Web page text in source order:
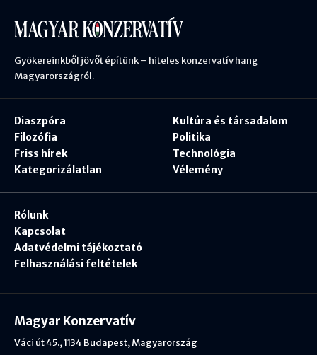
Gyökereinkből jövőt építünk – hiteles konzervatív hang
Magyarországról.
Diaszpóra
Filozófia
Friss hírek
Kategorizálatlan
Kultúra és társadalom
Politika
Technológia
Vélemény
Rólunk
Kapcsolat
Adatvédelmi tájékoztató
Felhasználási feltételek
Magyar Konzervatív
Váci út 45., 1134 Budapest, Magyarország